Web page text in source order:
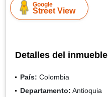
Google
Street View
Detalles del inmueble
País: Colombia
Departamento: Antioquia